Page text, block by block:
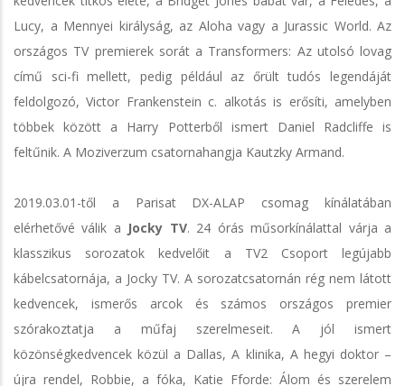
Lucy, a Mennyei királyság, az Aloha vagy a Jurassic World. Az
országos TV premierek sorát a Transformers: Az utolsó lovag
című sci-fi mellett, pedig például az őrült tudós legendáját
feldolgozó, Victor Frankenstein c. alkotás is erősíti, amelyben
többek között a Harry Potterből ismert Daniel Radcliffe is
feltűnik. A Moziverzum csatornahangja Kautzky Armand.
2019.03.01-től a Parisat DX-ALAP csomag kínálatában
elérhetővé válik a Jocky TV. 24 órás műsorkínálattal várja a
klasszikus sorozatok kedvelőit a TV2 Csoport legújabb
kábelcsatornája, a Jocky TV. A sorozatcsatornán rég nem látott
kedvencek, ismerős arcok és számos országos premier
szórakoztatja a műfaj szerelmeseit. A jól ismert
közönségkedvencek közül a Dallas, A klinika, A hegyi doktor –
újra rendel, Robbie, a fóka, Katie Fforde: Álom és szerelem